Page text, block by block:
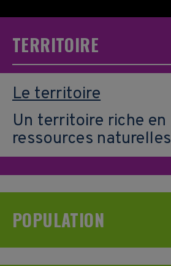
TERRITOIRE
Le territoire
Un territoire riche en
ressources naturelles
POPULATION